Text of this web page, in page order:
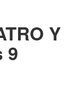
Y
9